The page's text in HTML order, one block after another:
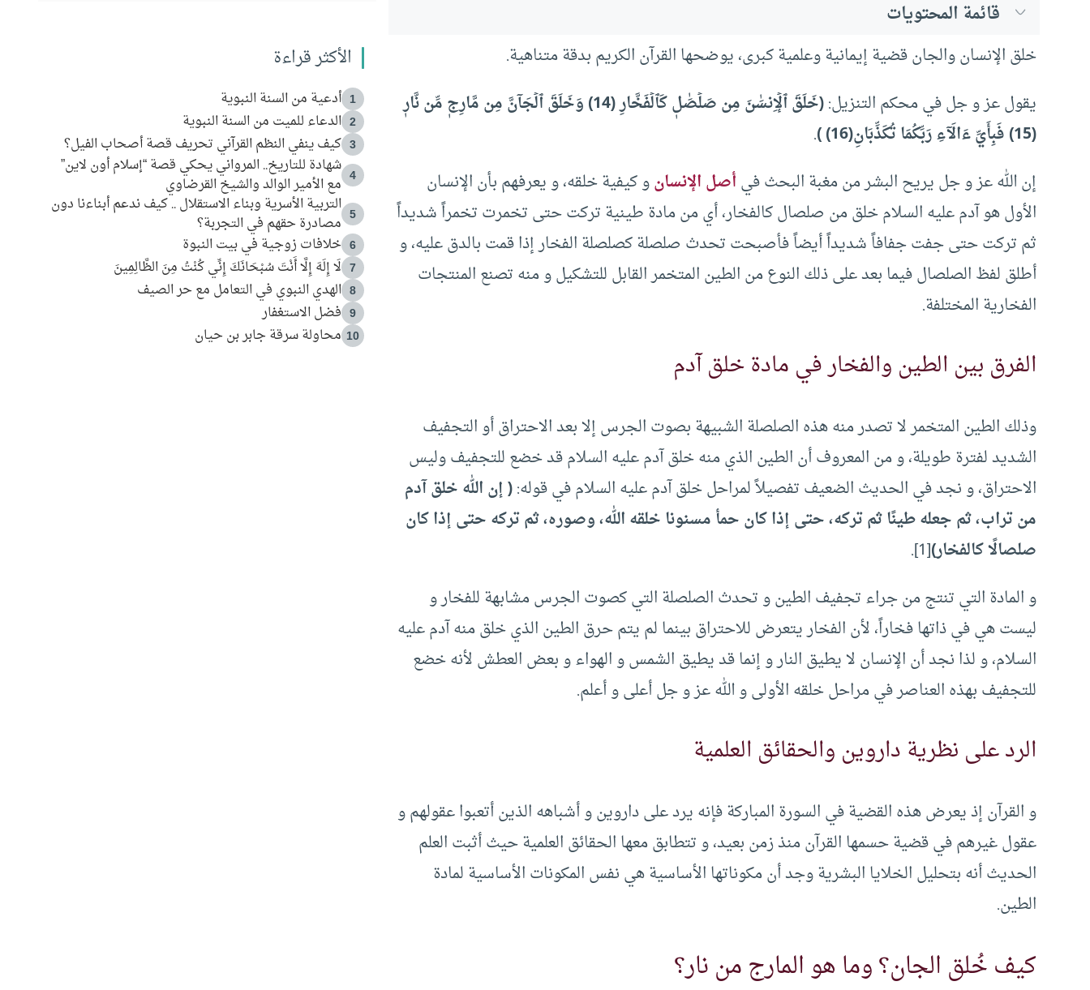
قائمة المحتويات
خلق الإنسان والجان قضية إيمانية وعلمية كبرى، يوضحها القرآن الكريم بدقة متناهية.
يقول عز و جل في محكم التنزيل:
(خَلَقَ ٱلۡإِنسَٰنَ مِن صَلۡصَٰلٖ كَٱلۡفَخَّارِ (14) وَخَلَقَ ٱلۡجَآنَّ مِن مَّارِجٖ مِّن نَّارٖ
(15) فَبِأَيِّ ءَالَآءِ رَبِّكُمَا تُكَذِّبَانِ(16) )
.
إن الله عز و جل يريح البشر من مغبة البحث فيأصل الإنسانو كيفية خلقه، و يعرفهم بأن الإنسان
الأول هو آدم عليه السلام خلق من صلصال كالفخار، أي من مادة طينية تركت حتى تخمرت تخمراً شديداً
ثم تركت حتى جفت جفافاً شديداً أيضاً فأصبحت تحدث صلصلة كصلصلة الفخار إذا قمت بالدق عليه، و
أطلق لفظ الصلصال فيما بعد على ذلك النوع من الطين المتخمر القابل للتشكيل و منه تصنع المنتجات
الفخارية المختلفة.
الفرق بين الطين والفخار في مادة خلق آدم
وذلك الطين المتخمر لا تصدر منه هذه الصلصلة الشبيهة بصوت الجرس إلا بعد الاحتراق أو التجفيف
الشديد لفترة طويلة، و من المعروف أن الطين الذي منه خلق آدم عليه السلام قد خضع للتجفيف وليس
الاحتراق، و نجد في الحديث الضعيف تفصيلاً لمراحل خلق آدم عليه السلام في قوله:( إن الله خلق آدم
من تراب، ثم جعله طينًا ثم تركه، حتى إذا كان حمأ مسنونا خلقه الله، وصوره، ثم تركه حتى إذا كان
صلصالًا كالفخار)[1].
و المادة التي تنتج من جراء تجفيف الطين و تحدث الصلصلة التي كصوت الجرس مشابهة للفخار و
ليست هي في ذاتها فخاراً، لأن الفخار يتعرض للاحتراق بينما لم يتم حرق الطين الذي خلق منه آدم عليه
السلام، و لذا نجد أن الإنسان لا يطيق النار و إنما قد يطيق الشمس و الهواء و بعض العطش لأنه خضع
للتجفيف بهذه العناصر في مراحل خلقه الأولى و الله عز و جل أعلى و أعلم.
الرد على نظرية داروين والحقائق العلمية
و القرآن إذ يعرض هذه القضية في السورة المباركة فإنه يرد على داروين و أشباهه الذين أتعبوا عقولهم و
عقول غيرهم في قضية حسمها القرآن منذ زمن بعيد، و تتطابق معها الحقائق العلمية حيث أثبت العلم
الحديث أنه بتحليل الخلايا البشرية وجد أن مكوناتها الأساسية هي نفس المكونات الأساسية لمادة
الطين.
كيف خُلق الجان؟ وما هو المارج من نار؟
الأكثر قراءة
1 أدعية من السنة النبوية
2 الدعاء للميت من السنة النبوية
3 كيف ينفي النظم القرآني تحريف قصة أصحاب الفيل؟
4
شهادة للتاريخ.. المرواني يحكي قصة “إسلام أون لاين”
مع الأمير الوالد والشيخ القرضاوي
5
التربية الأسرية وبناء الاستقلال .. كيف ندعم أبناءنا دون
مصادرة حقهم في التجربة؟
6 خلافات زوجية في بيت النبوة
7 لَا إِلَهَ إِلَّا أَنْتَ سُبْحَانَكَ إِنِّي كُنْتُ مِنَ الظَّالِمِينَ
8 الهدي النبوي في التعامل مع حر الصيف
9 فضل الاستغفار
10 محاولة سرقة جابر بن حيان